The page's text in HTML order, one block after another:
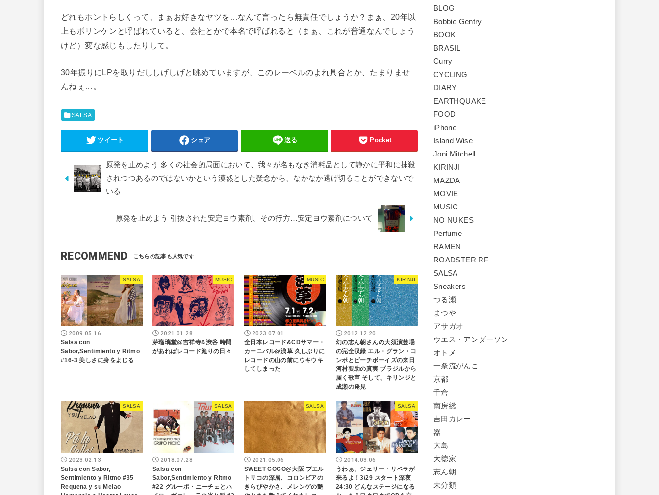
どれもホントらしくって、まぁお好きなヤツを…なんて言ったら無責任でしょうか？まぁ、20年以
上もボリンケンと呼ばれていると、会社とかで本名で呼ばれると（まぁ、これが普通なんでしょう
けど）変な感じもしたりして。
30年振りにLPを取りだししげしげと眺めていますが、このレーベルのよれ具合とか、たまりませ
んねぇ…。
SALSA
ツイート シェア 送る Pocket
原発を止めよう 多くの社会的局面において、我々が名もなき消耗品として静かに平和に抹殺
されつつあるのではないかという漠然とした疑念から、なかなか逃げ切ることができないで
いる
原発を止めよう 引抜された安定ヨウ素剤、その行方…安定ヨウ素剤について
RECOMMEND
SALSA
2009.05.16
Salsa con
Sabor,Sentimiento y Ritmo
#16-3 美しさに身をよじる
MUSIC
2021.01.28
芽瑠璃堂@吉祥寺&渋谷 時間
があればレコード漁りの日々
MUSIC
2023.07.01
全日本レコード&CDサマー・
カーニバル@浅草 久しぶりに
レコードの山の前にウキウキ
してしまった
KIRINJI
2012.12.20
幻の志ん朝さんの大須演芸場
の完全収録 エル・グラン・コ
ンボとビーチボーイズの来日
河村要助の真実 ブラジルから
届く歌声 そして、キリンジと
成瀬の発見
SALSA
2023.02.13
Salsa con Sabor,
Sentimiento y Ritmo #35
Requena y su Melao
SALSA
2018.07.28
Salsa con
Sabor,Sentimiento y Ritmo
#22 グルーポ・ニーチェとハ
SALSA
2021.05.06
SWEET COCO@大阪 プエル
トリコの深層、コロンビアの
きらびやかさ、メレンゲの艶
SALSA
2014.03.06
うわぁ、ジェリー・リベラが
来るよ！3/29 スタート深夜
24:30 どんなステージになる
BLOG
Bobbie Gentry
BOOK
BRASIL
Curry
CYCLING
DIARY
EARTHQUAKE
FOOD
iPhone
Island Wise
Joni Mitchell
KIRINJI
MAZDA
MOVIE
MUSIC
NO NUKES
Perfume
RAMEN
ROADSTER RF
SALSA
Sneakers
つる瀬
まつや
アサガオ
ウエス・アンダーソン
オトメ
一条流がんこ
京都
千倉
南房総
吉田カレー
器
大島
大徳家
志ん朝
未分類